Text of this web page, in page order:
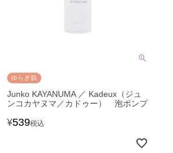
ゆらぎ肌
Junko KAYANUMA ／ Kadeux（ジュ
ンコカヤヌマ／カドゥー） 泡ポンプ
¥539税込